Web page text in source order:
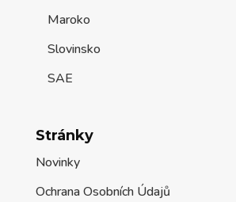
Maroko
Slovinsko
SAE
Stránky
Novinky
Ochrana Osobních Údajů